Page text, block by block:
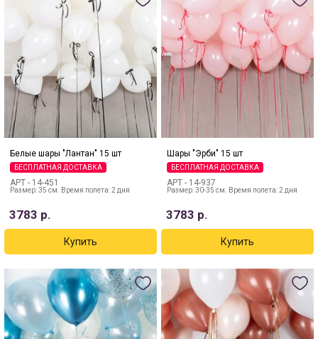
Белые шары "Лантан" 15 шт
БЕСПЛАТНАЯ ДОСТАВКА
АРТ - 14-451
Размер: 35 см. Время полета: 2 дня
3783 р.
Шары "Эрби" 15 шт
БЕСПЛАТНАЯ ДОСТАВКА
АРТ - 14-937
Размер: 30-35 см. Время полета: 2 дня
3783 р.